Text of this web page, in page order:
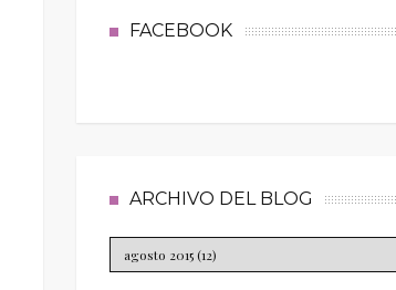
FACEBOOK
ARCHIVO DEL BLOG